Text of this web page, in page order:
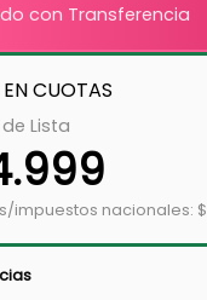
con Transferencia
CUOTAS
Lista
impuestos nacionales: